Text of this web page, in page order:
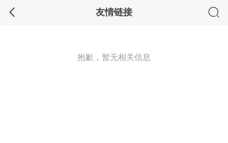
友情链接
抱歉，暂无相关信息